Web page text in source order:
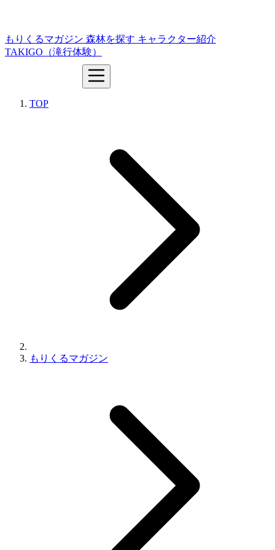
もりくるマガジン 森林を探す キャラクター紹介
TAKIGO（滝行体験）
TOP
もりくるマガジン